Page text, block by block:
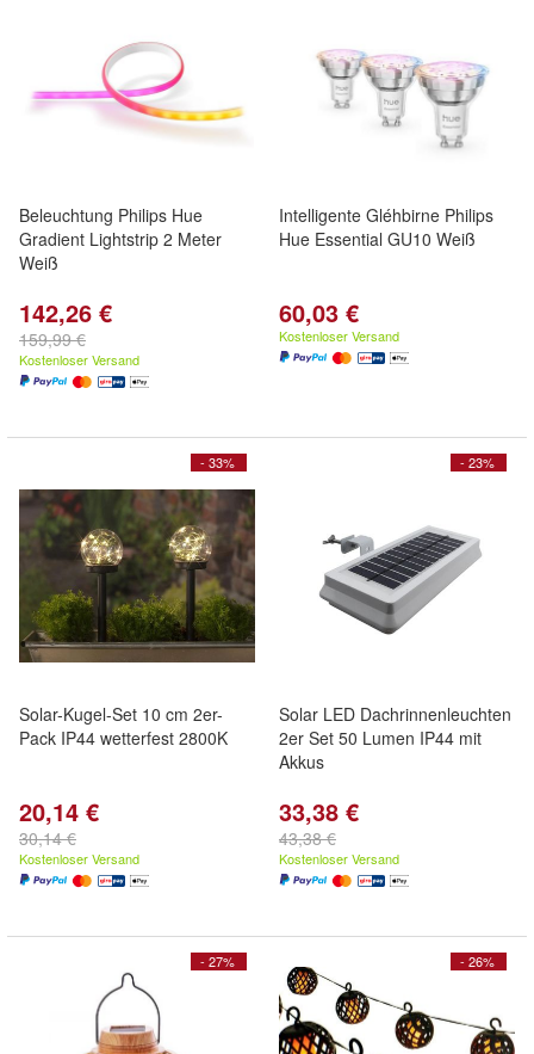
Beleuchtung Philips Hue
Gradient Lightstrip 2 Meter
Weiß
142,26 €
159,99 €
Kostenloser Versand
Intelligente Gléhbirne Philips
Hue Essential GU10 Weiß
60,03 €
Kostenloser Versand
- 33%
Solar-Kugel-Set 10 cm 2er-
Pack IP44 wetterfest 2800K
20,14 €
30,14 €
Kostenloser Versand
- 23%
Solar LED Dachrinnenleuchten
2er Set 50 Lumen IP44 mit
Akkus
33,38 €
43,38 €
Kostenloser Versand
- 27% - 26%